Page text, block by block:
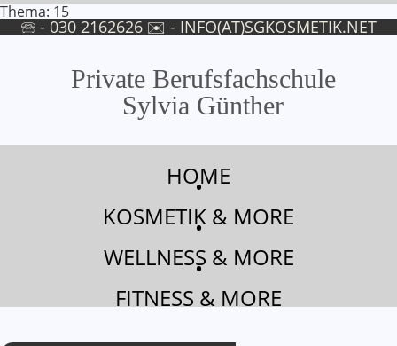
Thema: 15
🕾 - 030 2162626 ✉ - INFO(AT)SGKOSMETIK.NET
Private Berufsfachschule
Sylvia Günther
HOME
•
KOSMETIK & MORE
•
WELLNESS & MORE
•
FITNESS & MORE